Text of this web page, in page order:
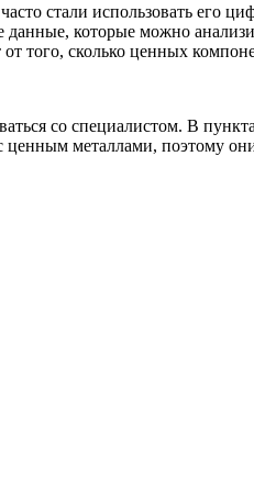
стали использовать его
которые можно
того, сколько ценных
со специалистом. В
металлами, поэтому